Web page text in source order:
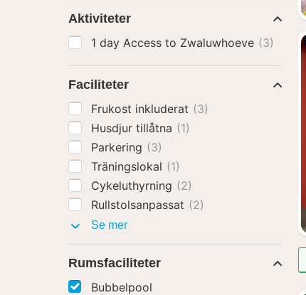
Aktiviteter
1 day Access to Zwaluwhoeve (3)
Faciliteter
Frukost inkluderat (3)
Husdjur tillåtna (1)
Parkering (3)
Träningslokal (1)
Cykeluthyrning (2)
Rullstolsanpassat (2)
Se merFaciliteter
Rumsfaciliteter
Bubbelpool